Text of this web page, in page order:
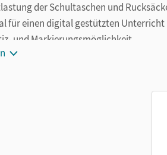
der Schultaschen und
für einen digital gestützten Unterricht
und Markierungsmöglichkeit
unkompliziert verfügbar